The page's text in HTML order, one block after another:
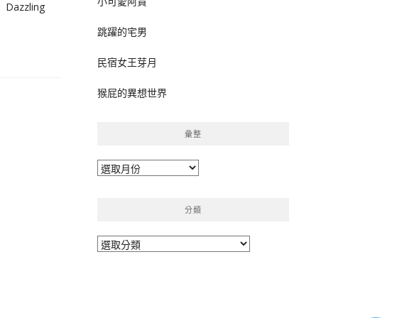
Dazzling
跳躍的宅男
民宿女王芽月
猴屁的異想世界
彙整
彙
分類
分